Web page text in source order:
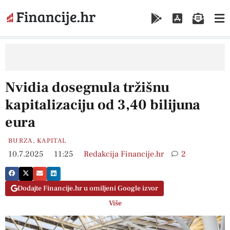
Nvidia dosegnula tržišnu
kapitalizaciju od 3,40 bilijuna
eura
BURZA,KAPITAL
10.7.2025 11:25 Redakcija Financije.hr 2
Dodajte Financije.hr u omiljeni Google izvor
Više